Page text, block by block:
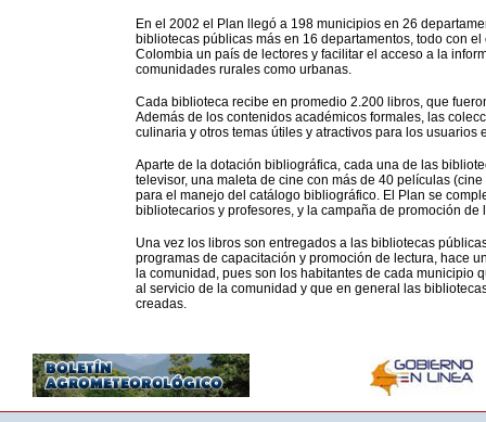
En el 2002 el Plan llegó a 198 municipios en 26
bibliotecas públicas más en 16 departamentos, todo con
Colombia un país de lectores y facilitar el acceso a la
comunidades rurales como urbanas.
Cada biblioteca recibe en promedio 2.200 libros, que
Además de los contenidos académicos formales, las
culinaria y otros temas útiles y atractivos para los usuarios
Aparte de la dotación bibliográfica, cada una de las
televisor, una maleta de cine con más de 40 películas
para el manejo del catálogo bibliográfico. El Plan se
bibliotecarios y profesores, y la campaña de promoción
Una vez los libros son entregados a las bibliotecas
programas de capacitación y promoción de lectura, hace
la comunidad, pues son los habitantes de cada municipio
al servicio de la comunidad y que en general las
creadas.